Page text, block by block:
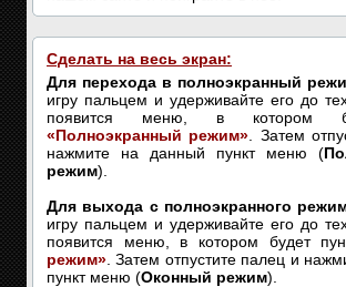
Сделать на весь экран:
Для перехода в полноэкранный
игру пальцем и удерживайте его до
появится меню, в котором
«Полноэкранный режим» . Затем
нажмите на данный пункт меню (
режим).
Для выхода с полноэкранного
игру пальцем и удерживайте его до
появится меню, в котором будет
режим» . Затем отпустите палец и
пункт меню (Оконный режим).